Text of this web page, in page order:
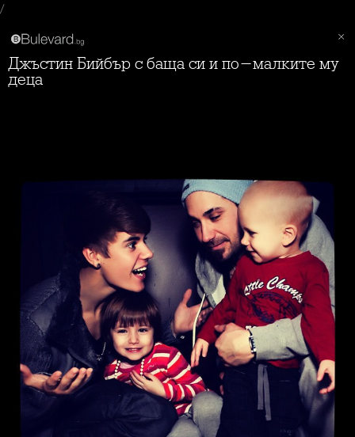
/
Джъстин Бийбър с баща си и по-малките му
деца